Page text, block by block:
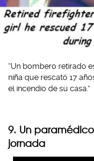
“Un bombero retirado
niña que rescató 17
el incendio de su casa.”
9. Un
jornada